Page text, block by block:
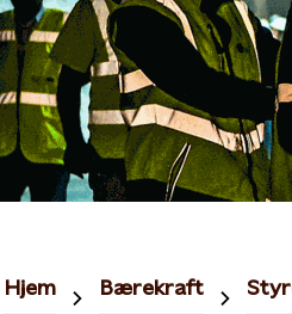
Hjem Bærekraft